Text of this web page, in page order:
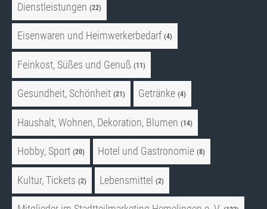
Dienstleistungen (22)
Eisenwaren und Heimwerkerbedarf (4)
Feinkost, Süßes und Genuß (11)
Gesundheit, Schönheit (21) Getränke (4)
Haushalt, Wohnen, Dekoration, Blumen (14)
Hobby, Sport (20) Hotel und Gastronomie (8)
Kultur, Tickets (2) Lebensmittel (2)